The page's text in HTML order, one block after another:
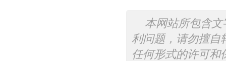
本网站所包含
利问题，请勿擅自
任何形式的许可和